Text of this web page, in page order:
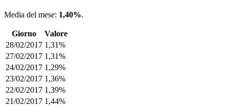
Media del mese: 1,40%.
Giorno
Valore
28/02/2017 1,31%
27/02/2017 1,31%
24/02/2017 1,29%
23/02/2017 1,36%
22/02/2017 1,39%
21/02/2017 1,44%